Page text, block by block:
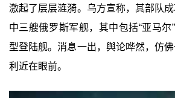
激起了层层涟漪。乌方宣称，其部队
中三艘俄罗斯军舰，其中包括“亚马尔
型登陆舰。消息一出，舆论哗然，仿
利近在眼前。